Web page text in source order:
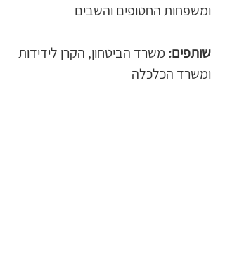
ומשפחות החטופים והשבים
שותפים: משרד הביטחון, הקרן לידידות
ומשרד הכלכלה